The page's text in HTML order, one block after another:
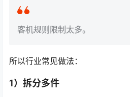
客机规则限制太多。
所以行业常见做法：
1）拆分多件